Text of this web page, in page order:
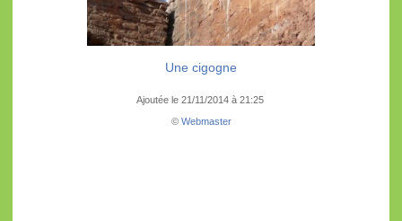
Une cigogne
Ajoutée le 21/11/2014 à 21:25
© Webmaster